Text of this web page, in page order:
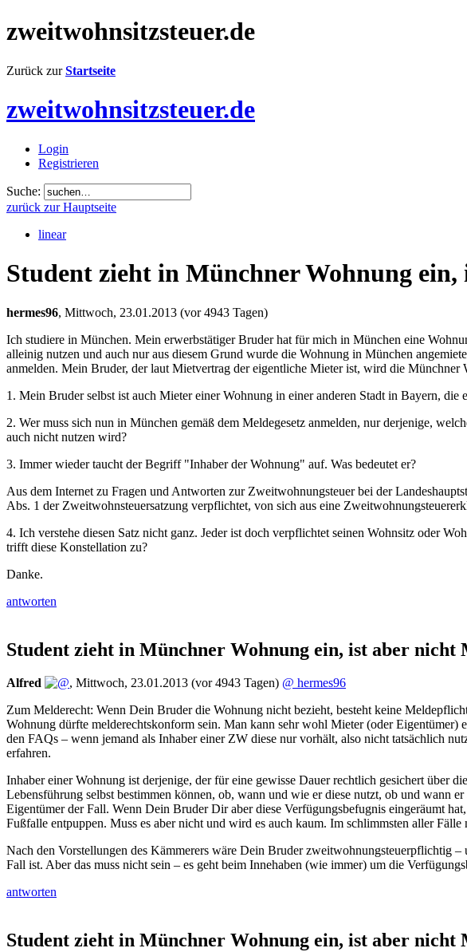
zweitwohnsitzsteuer.de
Zurück zurStartseite
zweitwohnsitzsteuer.de
Login
Registrieren
Suche:
zurück zur Hauptseite
linear
Student zieht in Münchner Wohnung
hermes96, Mittwoch, 23.01.2013 (vor 4943 Tagen)
Ich studiere in München. Mein erwerbstätiger Bruder hat für mich in München eine
alleinig nutzen und auch nur aus diesem Grund wurde die Wohnung in München
anmelden. Mein Bruder, der laut Mietvertrag der eigentliche Mieter ist, wird die Münchner
1. Mein Bruder selbst ist auch Mieter einer Wohnung in einer anderen Stadt in Bayern, die
2. Wer muss sich nun in München gemäß dem Meldegesetz anmelden, nur derjenige,
auch nicht nutzen wird?
3. Immer wieder taucht der Begriff "Inhaber der Wohnung" auf. Was bedeutet er?
Aus dem Internet zu Fragen und Antworten zur Zweitwohnungsteuer bei der
Abs. 1 der Zweitwohnsteuersatzung verpflichtet, von sich aus eine
4. Ich verstehe diesen Satz nicht ganz. Jeder ist doch verpflichtet seinen Wohnsitz oder
trifft diese Konstellation zu?
Danke.
antworten
Student zieht in Münchner Wohnung ein, ist aber nicht
Alfred , Mittwoch, 23.01.2013 (vor 4943 Tagen) @ hermes96
Zum Melderecht: Wenn Dein Bruder die Wohnung nicht bezieht, besteht keine
Wohnung dürfte melderechtskonform sein. Man kann sehr wohl Mieter (oder
den FAQs – wenn jemand als Inhaber einer ZW diese nur vorhält, also nicht tatsächlich
erfahren.
Inhaber einer Wohnung ist derjenige, der für eine gewisse Dauer rechtlich gesichert über
Lebensführung selbst bestimmen können, ob, wann und wie er diese nutzt, ob und wann
Eigentümer der Fall. Wenn Dein Bruder Dir aber diese Verfügungsbefugnis eingeräumt
Fußfalle entpuppen. Muss es aber nicht und wird es auch kaum. Im schlimmsten aller
Nach den Vorstellungen des Kämmerers wäre Dein Bruder zweitwohnungsteuerpflichtig
Fall ist. Aber das muss nicht sein – es geht beim Innehaben (wie immer) um die
antworten
Student zieht in Münchner Wohnung ein, ist aber nicht